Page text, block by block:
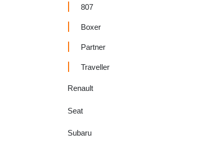
807
Boxer
Partner
Traveller
Renault
Seat
Subaru